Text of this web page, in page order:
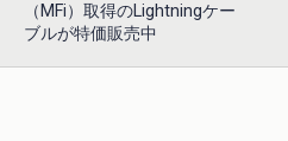
（MFi）取得のLightningケー
ブルが特価販売中